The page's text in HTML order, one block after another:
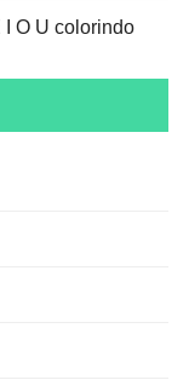
I O U colorindo